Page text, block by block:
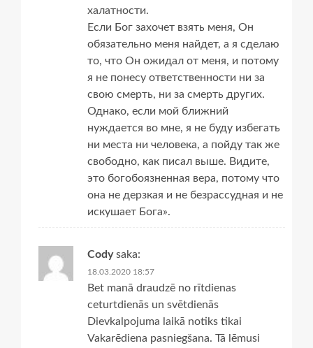
халатности.
Если Бог захочет взять меня, Он
обязательно меня найдет, а я сделаю
то, что Он ожидал от меня, и потому
я не понесу ответственности ни за
свою смерть, ни за смерть других.
Однако, если мой ближний
нуждается во мне, я не буду избегать
ни места ни человека, а пойду так же
свободно, как писал выше. Видите,
это богобоязненная вера, потому что
она не дерзкая и не безрассудная и не
искушает Бога».
Cody saka:
18.03.2020 18:57
Bet manā draudzē no rītdienas
ceturtdienās un svētdienās
Dievkalpojuma laikā notiks tikai
Vakarēdiena pasniegšana. Tā lēmusi